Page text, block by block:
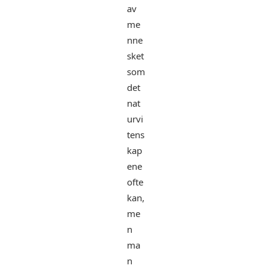
av
me
nne
sket
som
det
nat
urvi
tens
kap
ene
ofte
kan,
me
n
ma
n